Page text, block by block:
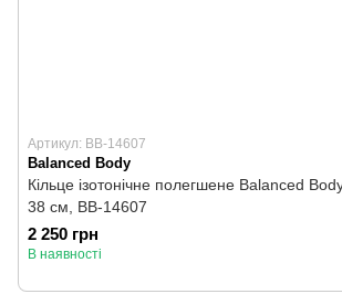
Артикул: BB-14607
Balanced Body
Кільце ізотонічне полегшене Balanced
38 см, BB-14607
2 250 грн
В наявності